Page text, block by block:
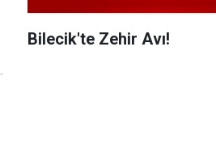
Bilecik'te Zehir Avı!